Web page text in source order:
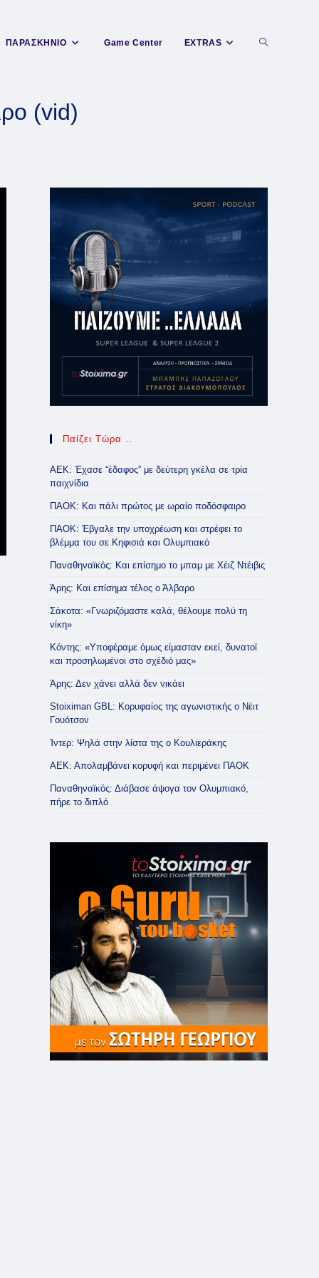
ΠΑΡΑΣΚΗΝΙΟ Game Center EXTRAS Toggle
(vid)
Παίζει Τώρα ..
ΑΕΚ: Έχασε “έδαφος” με δεύτερη γκέλα σε τρία
παιχνίδια
ΠΑΟΚ: Και πάλι πρώτος με ωραίο ποδόσφαιρο
ΠΑΟΚ: Έβγαλε την υποχρέωση και στρέφει το
βλέμμα του σε Κηφισιά και Ολυμπιακό
Παναθηναϊκός: Και επίσημο το μπαμ με Χέιζ Ντέιβις
Άρης: Και επίσημα τέλος ο Άλβαρο
Σάκοτα: «Γνωριζόμαστε καλά, θέλουμε πολύ τη
νίκη»
Κόντης: «Υποφέραμε όμως είμασταν εκεί, δυνατοί
και προσηλωμένοι στο σχέδιό μας»
Άρης: Δεν χάνει αλλά δεν νικάει
Stoiximan GBL: Κορυφαίος της αγωνιστικής ο Νέιτ
Γουότσον
Ίντερ: Ψηλά στην λίστα της ο Κουλιεράκης
ΑΕΚ: Απολαμβάνει κορυφή και περιμένει ΠΑΟΚ
Παναθηναϊκός: Διάβασε άψογα τον Ολυμπιακό,
πήρε το διπλό